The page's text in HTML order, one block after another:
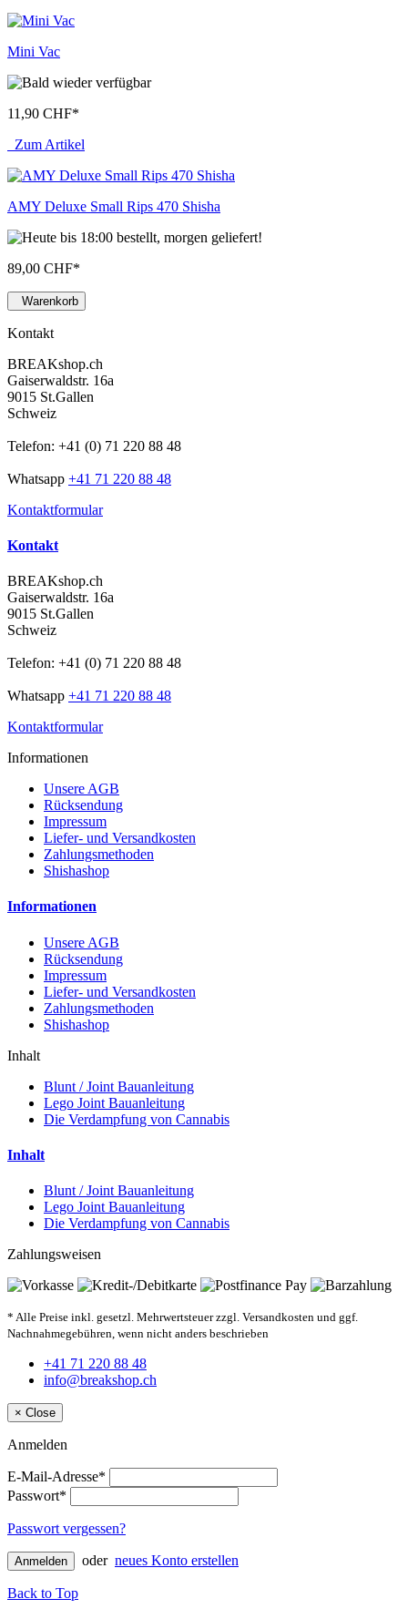
Mini Vac
11,90 CHF*
Zum Artikel
AMY Deluxe Small Rips 470 Shisha
89,00 CHF*
Warenkorb
Kontakt
BREAKshop.ch
Gaiserwaldstr. 16a
9015 St.Gallen
Schweiz
Telefon: +41 (0) 71 220 88 48
Whatsapp +41 71 220 88 48
Kontaktformular
Kontakt
BREAKshop.ch
Gaiserwaldstr. 16a
9015 St.Gallen
Schweiz
Telefon: +41 (0) 71 220 88 48
Whatsapp +41 71 220 88 48
Kontaktformular
Informationen
Unsere AGB
Rücksendung
Impressum
Liefer- und Versandkosten
Zahlungsmethoden
Shishashop
Informationen
Unsere AGB
Rücksendung
Impressum
Liefer- und Versandkosten
Zahlungsmethoden
Shishashop
Inhalt
Blunt / Joint Bauanleitung
Lego Joint Bauanleitung
Die Verdampfung von Cannabis
Inhalt
Blunt / Joint Bauanleitung
Lego Joint Bauanleitung
Die Verdampfung von Cannabis
Zahlungsweisen
* Alle Preise inkl. gesetzl. Mehrwertsteuer zzgl. Versandkosten und ggf.
Nachnahmegebühren, wenn nicht anders beschrieben
+41 71 220 88 48
info@breakshop.ch
× Close
Anmelden
E-Mail-Adresse*
Passwort*
Passwort vergessen?
Anmelden oder neues Konto erstellen
Back to Top